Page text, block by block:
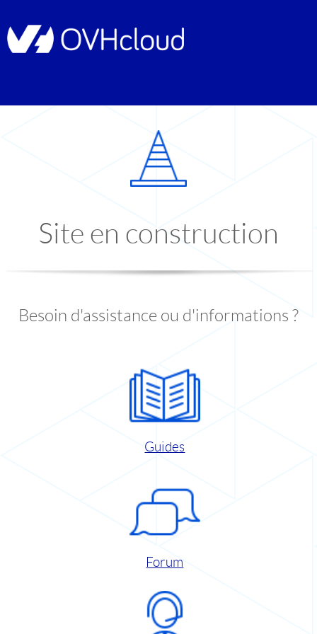
Site en construction
Besoin d'assistance ou d'informations ?
Guides
Forum